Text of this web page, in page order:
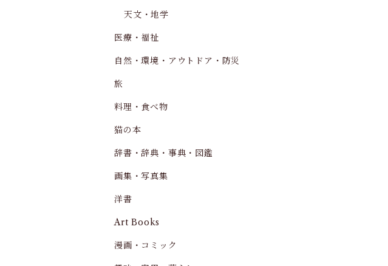
天文・地学
医療・福祉
自然・環境・アウトドア・防災
旅
料理・食べ物
猫の本
辞書・辞典・事典・図鑑
画集・写真集
洋書
Art Books
漫画・コミック